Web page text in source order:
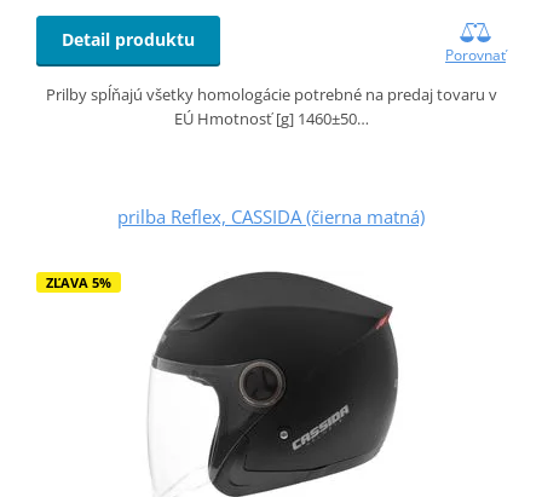
Detail produktu
Porovnať
Prilby spĺňajú všetky homologácie potrebné na predaj tovaru v
EÚ Hmotnosť [g] 1460±50…
prilba Reflex, CASSIDA (čierna matná)
ZĽAVA 5%